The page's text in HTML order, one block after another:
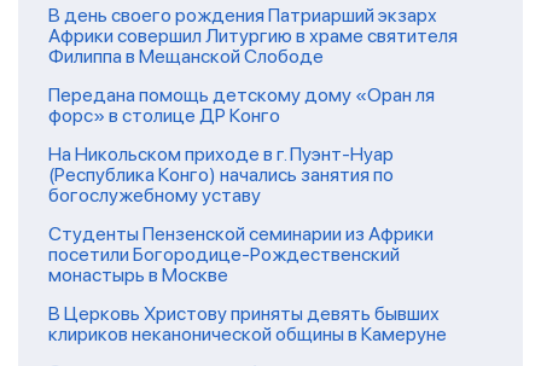
В день своего рождения Патриарший экзарх
Африки совершил Литургию в храме святителя
Филиппа в Мещанской Слободе
Передана помощь детскому дому «Оран ля
форс» в столице ДР Конго
На Никольском приходе в г. Пуэнт-Нуар
(Республика Конго) начались занятия по
богослужебному уставу
Студенты Пензенской семинарии из Африки
посетили Богородице-Рождественский
монастырь в Москве
В Церковь Христову приняты девять бывших
клириков неканонической общины в Камеруне